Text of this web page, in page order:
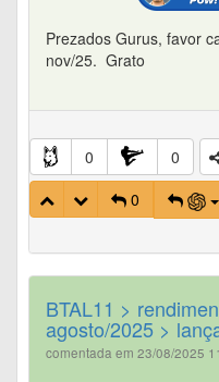
Prezados Gurus, favor
nov/25. Grato
0
0
0
BTAL11 >
agosto/2025 >
comentada em 23/08/2025